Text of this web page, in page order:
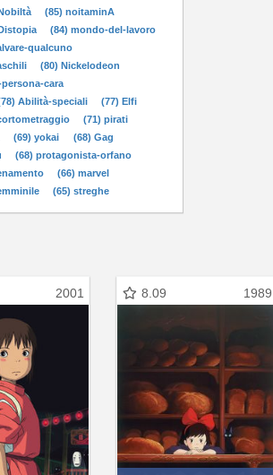
(85) noitaminA
(84) mondo-del-lavoro
qualcuno
(80) Nickelodeon
cara
Abilità-speciali
(77) Elfi
(71) pirati
(69) yokai
(68) Gag
(68) protagonista-orfano
(66) marvel
(65) streghe
2001 8.09 1989